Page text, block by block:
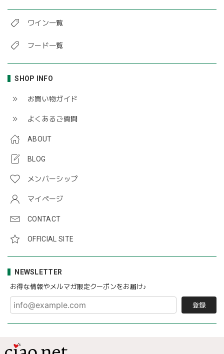
ワイン一覧
フード一覧
SHOP INFO
お買い物ガイド
よくあるご質問
ABOUT
BLOG
メンバーシップ
マイページ
CONTACT
OFFICIAL SITE
NEWSLETTER
お得な情報やメルマガ限定クーポンをお届け♪
登録